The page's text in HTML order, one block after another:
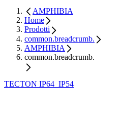
AMPHIBIA
Home
Prodotti
common.breadcrumb.
AMPHIBIA
common.breadcrumb.
TECTON IP64_IP54